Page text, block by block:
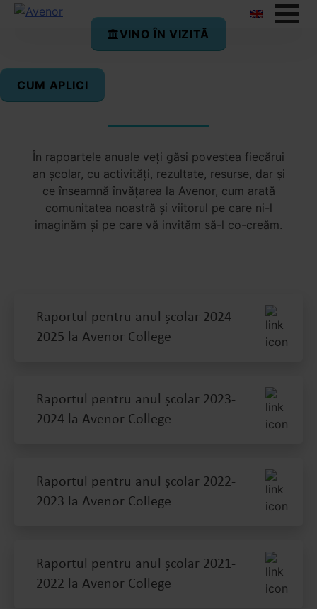
Rapoarte anuale
În rapoartele anuale veți găsi povestea fiecărui
an școlar, cu activități, rezultate, resurse, dar și
ce înseamnă învățarea la Avenor, cum arată
comunitatea noastră și viitorul pe care ni-l
imaginăm și pe care vă invităm să-l co-creăm.
Raportul pentru anul școlar 2024-
2025 la Avenor College
Raportul pentru anul școlar 2023-
2024 la Avenor College
Raportul pentru anul școlar 2022-
2023 la Avenor College
Raportul pentru anul școlar 2021-
2022 la Avenor College
VINO ÎN VIZITĂ
CUM APLICI